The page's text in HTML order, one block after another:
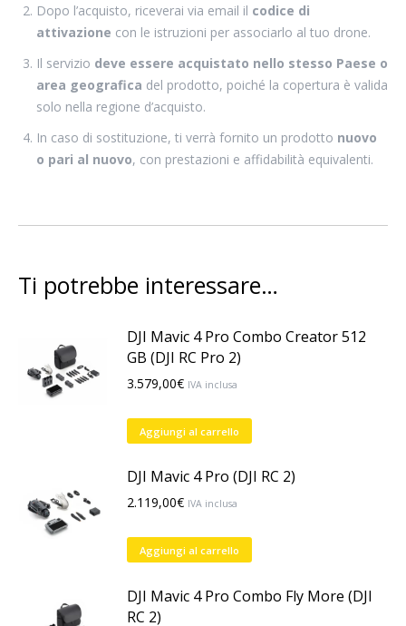
Dopo l’acquisto, riceverai via email il codice di
attivazione con le istruzioni per associarlo al tuo drone.
Il servizio deve essere acquistato nello stesso Paese o
area geografica del prodotto, poiché la copertura è valida
solo nella regione d’acquisto.
In caso di sostituzione, ti verrà fornito un prodotto nuovo
o pari al nuovo, con prestazioni e affidabilità equivalenti.
Ti potrebbe interessare…
DJI Mavic 4 Pro Combo Creator 512
GB (DJI RC Pro 2)
3.579,00€ IVA inclusa
Aggiungi al carrello
DJI Mavic 4 Pro (DJI RC 2)
2.119,00€ IVA inclusa
Aggiungi al carrello
DJI Mavic 4 Pro Combo Fly More (DJI
RC 2)